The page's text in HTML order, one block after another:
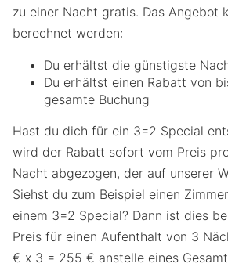
zu einer Nacht gratis. Das Angebot
berechnet werden:
Du erhältst die günstigste
Du erhältst einen Rabatt von
gesamte Buchung
Hast du dich für ein 3=2 Special
wird der Rabatt sofort vom Preis
Nacht abgezogen, der auf unserer
Siehst du zum Beispiel einen
einem 3=2 Special? Dann ist dies
Preis für einen Aufenthalt von 3
€ x 3 = 255 € anstelle eines